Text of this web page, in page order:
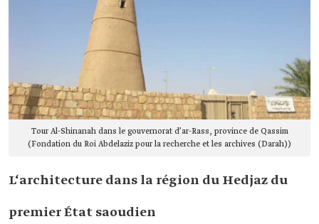
Tour Al-Shinanah dans le gouvernorat d’ar-Rass, province de Qassim
(Fondation du Roi Abdelaziz pour la recherche et les archives (Darah))
L‘architecture dans la région du Hedjaz du
premier État saoudien